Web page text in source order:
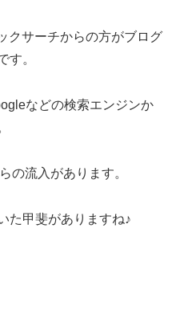
クサーチからの方がブログ
す。
などの検索エンジンか
の流入があります。
た甲斐がありますね♪